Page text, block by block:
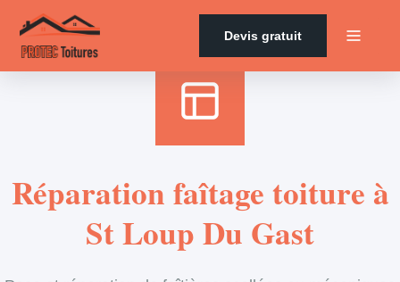
Devis gratuit
Réparation faîtage toiture à
St Loup Du Gast